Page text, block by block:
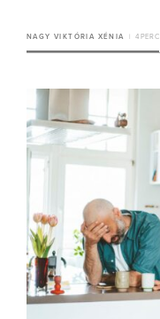
NAGY VIKTÓRIA XÉNIA 4 PERC